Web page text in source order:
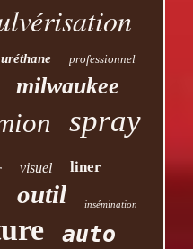
uréthane professionnel
milwaukee
spray
visuel liner
outil insémination
auto